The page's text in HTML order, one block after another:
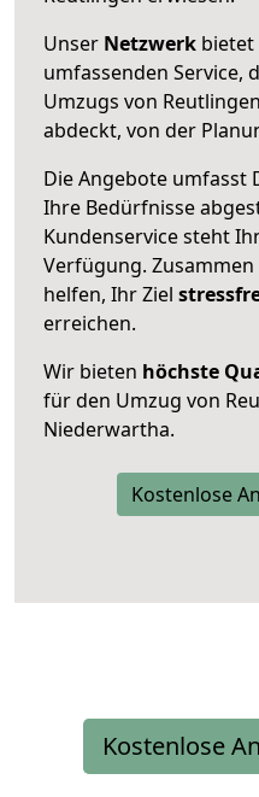
Unser Netzwerk bietet
umfassenden Service,
Umzugs von
abdeckt, von der
Die Angebote umfasst
Ihre Bedürfnisse
Kundenservice steht
Verfügung.
helfen, Ihr Ziel
erreichen.
Wir bieten höchste
für den Umzug von
Niederwartha.
Kostenlose
Kostenlose